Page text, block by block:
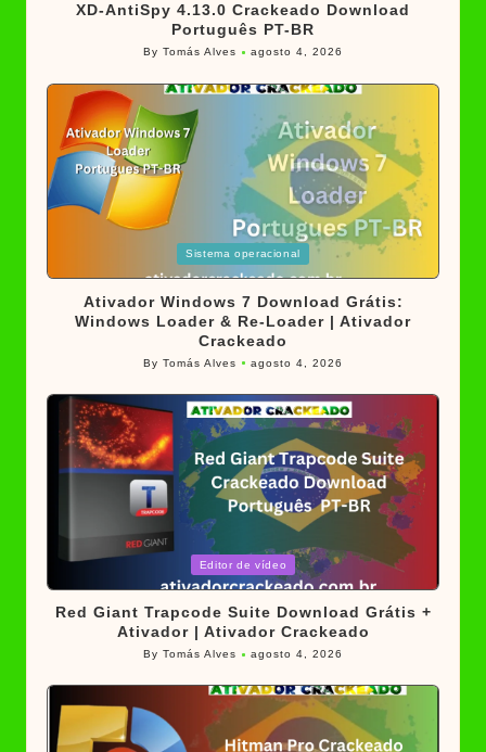
XD-AntiSpy 4.13.0 Crackeado Download
Português PT-BR
Posted
ByTomás Alves agosto 4, 2026
in
Sistema operacional
Ativador Windows 7 Download Grátis:
Windows Loader & Re-Loader | Ativador
Crackeado
Posted
ByTomás Alves agosto 4, 2026
Posted
in
Editor de vídeo
Red Giant Trapcode Suite Download Grátis +
Ativador | Ativador Crackeado
Posted
ByTomás Alves agosto 4, 2026